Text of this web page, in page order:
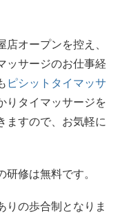
オープンを控え、
ッサージのお仕事経
ピシットタイマッサ
りタイマッサージを
ますので、お気軽に
研修は無料です。
りの歩合制となりま